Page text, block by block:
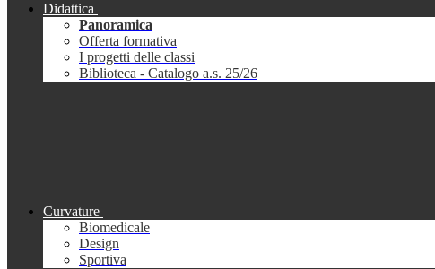
Didattica
Panoramica
Offerta formativa
I progetti delle classi
Biblioteca - Catalogo a.s. 25/26
Curvature
Biomedicale
Design
Sportiva